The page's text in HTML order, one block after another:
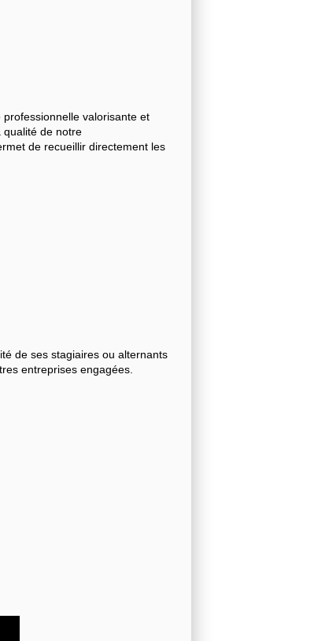
valorisante et
qualité de notre
de recueillir directement les
de ses stagiaires ou alternants
entreprises engagées.